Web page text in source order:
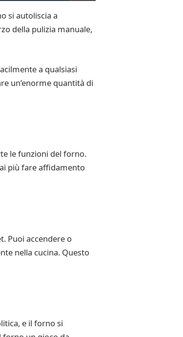
si autoliscia a
della pulizia manuale,
a qualsiasi
un’enorme quantità di
le funzioni del forno.
più fare affidamento
Puoi accendere o
nella cucina. Questo
e il forno si